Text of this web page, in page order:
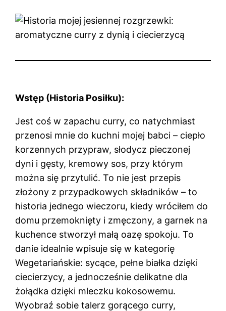
Wstęp (Historia Posiłku):
Jest coś w zapachu curry, co natychmiast
przenosi mnie do kuchni mojej babci – ciepło
korzennych przypraw, słodycz pieczonej
dyni i gęsty, kremowy sos, przy którym
można się przytulić. To nie jest przepis
złożony z przypadkowych składników – to
historia jednego wieczoru, kiedy wróciłem do
domu przemoknięty i zmęczony, a garnek na
kuchence stworzył małą oazę spokoju. To
danie idealnie wpisuje się w kategorię
Wegetariańskie: sycące, pełne białka dzięki
ciecierzycy, a jednocześnie delikatne dla
żołądka dzięki mleczku kokosowemu.
Wyobraź sobie talerz gorącego curry,